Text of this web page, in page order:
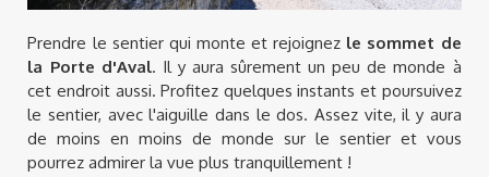
Prendre le sentier qui monte et rejoignez le sommet de
la Porte d'Aval. Il y aura sûrement un peu de monde à
cet endroit aussi. Profitez quelques instants et poursuivez
le sentier, avec l'aiguille dans le dos. Assez vite, il y aura
de moins en moins de monde sur le sentier et vous
pourrez admirer la vue plus tranquillement !